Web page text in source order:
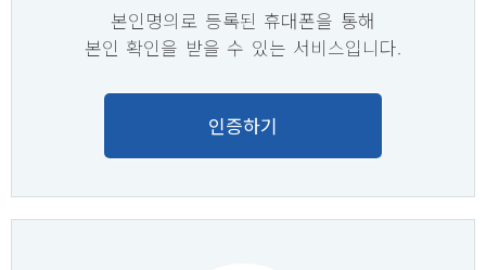
본인명의로 등록된 휴대폰을 통해
본인 확인을 받을 수 있는 서비스입니다.